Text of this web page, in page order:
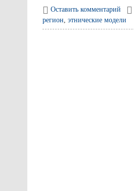
Оставить комментарий
регион ,этнические модели